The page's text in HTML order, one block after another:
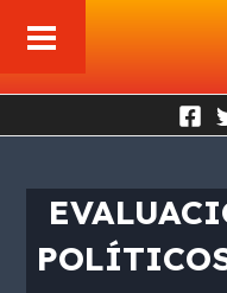
contenido